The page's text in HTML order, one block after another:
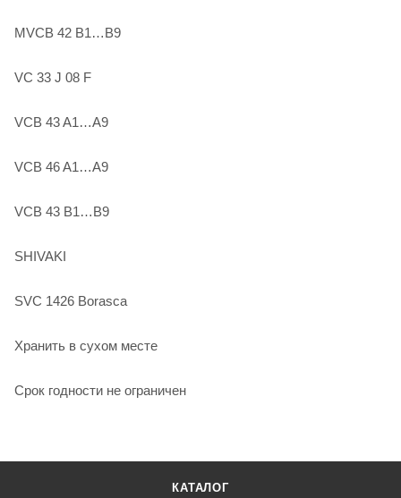
MVCB 42 B1…B9
VC 33 J 08 F
VCB 43 A1…A9
VCB 46 A1…A9
VCB 43 B1…B9
SHIVAKI
SVC 1426 Borasca
Хранить в сухом месте
Срок годности не ограничен
КАТАЛОГ